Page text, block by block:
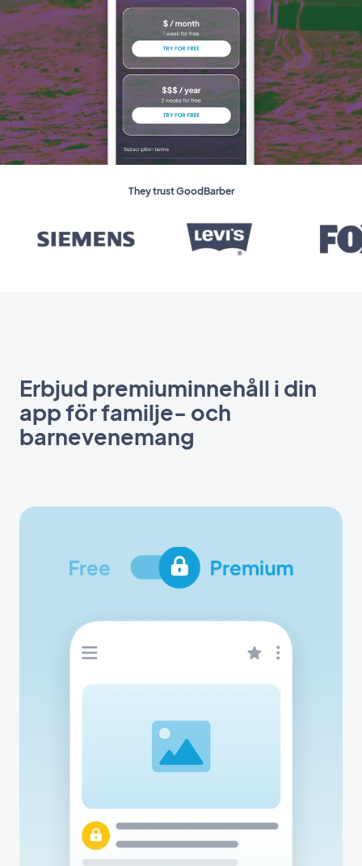
They trust GoodBarber
Erbjud premiuminnehåll i din
app för familje- och
barnevenemang